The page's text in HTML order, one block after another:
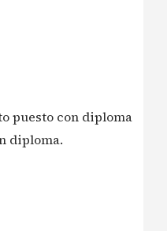
puesto con diploma
diploma.